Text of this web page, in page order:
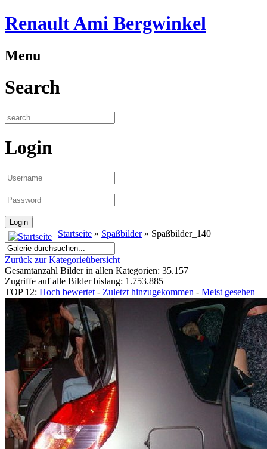
Renault Ami Bergwinkel
Menu
Search
Login
Startseite » Spaßbilder» Spaßbilder_140
Zurück zur Kategorieübersicht
Gesamtanzahl Bilder in allen Kategorien: 35.157
Zugriffe auf alle Bilder bislang: 1.753.885
TOP 12: Hoch bewertet - Zuletzt hinzugekommen - Meist gesehen